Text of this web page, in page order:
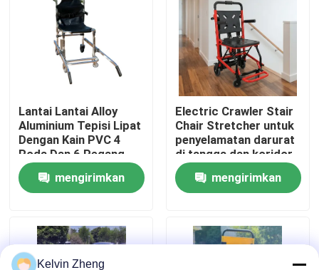
Tur Pabrik
Kontrol Kualitas
Hubungi Kami
Berita
Minta Kutipan
Lantai Lantai Alloy
Aluminium Tepisi Lipat
Dengan Kain PVC 4
Roda Dan 6 Pegang
mengirimkan
Electric Crawler Stair
Chair Stretcher untuk
penyelamatan darurat
di tangga dan koridor
mengirimkan
Kelvin Zheng